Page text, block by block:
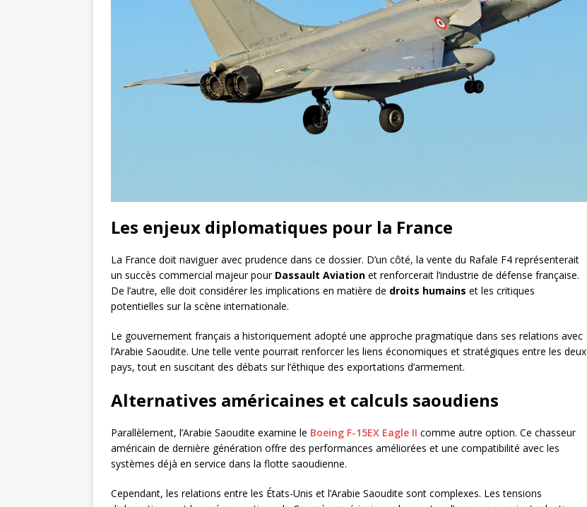
Les enjeux diplomatiques pour la France
La France doit naviguer avec prudence dans ce dossier. D’un côté, la vente du Rafale F4 représenterait
un succès commercial majeur pour Dassault Aviation et renforcerait l’industrie de défense française.
De l’autre, elle doit considérer les implications en matière de droits humains et les critiques
potentielles sur la scène internationale.
Le gouvernement français a historiquement adopté une approche pragmatique dans ses relations avec
l’Arabie Saoudite. Une telle vente pourrait renforcer les liens économiques et stratégiques entre les deux
pays, tout en suscitant des débats sur l’éthique des exportations d’armement.
Alternatives américaines et calculs saoudiens
Parallèlement, l’Arabie Saoudite examine le Boeing F-15EX Eagle II comme autre option. Ce chasseur
américain de dernière génération offre des performances améliorées et une compatibilité avec les
systèmes déjà en service dans la flotte saoudienne.
Cependant, les relations entre les États-Unis et l’Arabie Saoudite sont complexes. Les tensions